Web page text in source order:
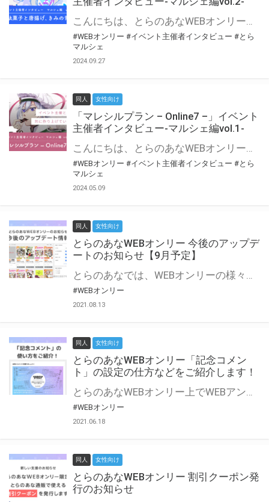
こんにちは、とらのあなWEBオンリー運営スタッフです。 新たにお届けする、イベント主催者インタビュー-マルシェ編-は、 とらのあなWEBオンリー「マルシェ」をご利用の主催様に 「マルシェ」を使ってイベントを開催した感想や心がけをお聞きする企画です。 今回は、WEBオンリー初開催「駄菓子と唐揚げ、きみの青」より、 主催のぎこ六屋様にお話を伺いました。 協力：ぎこ六屋様／イベント公式Twitter（@krkgwks） とらのあなWEBオンリー「マルシェ」とは？ WEBオンリーでリアルタイムでコミュニケーションがとれるオンライン会場です。
#WEBオンリー #イベント主催者インタビュー #とら
マルシェ
2024.09.27
同人 女性向け
「マレシルプラン – Online7 –」イベント
主催者インタビュー-マルシェ編vol.1-
こんにちは、とらのあなWEBオンリー運営スタッフです。 新たにお届けする、イベント主催者インタビュー-マルシェ編-は、 とらのあなWEBオンリー「マルシェ」をご利用した主催様に 「マルシェ」を使って開催した感想や心がけをお聞きする企画です。 今回は、WEBオンリー開催7回目迎えた「マレシルプラン – Online7 –」より、 主催の玉川うた様にお話を伺いました。 ▼マレシルプランのインタビュー前回記事 「イベント主催者インタビュー vol.6」はこちら 協力：玉川うた様（マレシルプラン実行委員会 代表）／イベント公式Twitter（@mallesil_plan） とらのあなWEBオンリー「マルシェ」とは？ WEBオンリーでリアルタイムでコミュニケーションがとれるオンライン会場です。
#WEBオンリー #イベント主催者インタビュー #とら
マルシェ
2024.05.09
同人 女性向け
とらのあなWEBオンリー 今後のアップデ
ートのお知らせ【9月予定】
とらのあなでは、WEBオンリーの様々な支援を実施しています。 今回は2021年9月に実装を予定しているアップデート情報についてご紹介いたします。 とらのあなWEBオンリーサイトはこちら
#WEBオンリー
2021.08.13
同人 女性向け
とらのあなWEBオンリー「記念コメン
ト」の設定の仕方などをご紹介します！
とらのあなWEBオンリー上でWEBアンソロジーが作成できる「記念コメント」について、その使い方や作成手順を解説します！ 支援タイプを「サークル参加型」「サークル参加型・マルシェ(イベント会場)機能付き」でお申し込みいただいている主催者様はぜひご活用ください♪ とらのあなWEBオンリーサイトはこちら
#WEBオンリー
2021.06.18
同人 女性向け
とらのあなWEBオンリー 割引クーポン発
行のお知らせ